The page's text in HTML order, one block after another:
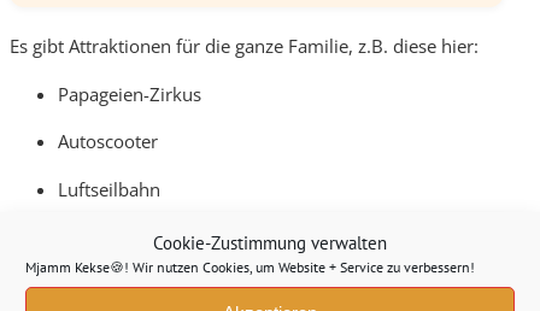
Cookie-Zustimmung verwalten
Mjamm Kekse🍪! Wir nutzen Cookies, um Website + Service zu verbessern!
Es gibt Attraktionen für die ganze Familie, z.B. diese hier:
Papageien-Zirkus
Autoscooter
Luftseilbahn
Riesenrutsche
Wildwasserbahn